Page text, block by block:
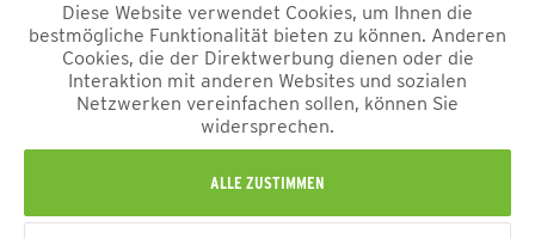
sowie Geschenkgutscheine sind vom Rabatt ausgeschlossen. Der
Rabattcode ist nicht mit anderen Aktionen oder Gutscheinen
kombinierbar. Der Mindestbestellwert beträgt 50 €
*Alle Preise verstehen sich inkl. Mehrwertsteuer und zzgl.
und ggf. Nachnahmegebühren, wenn nicht anders
beschrieben.
Diese Website verwendet Cookies, um Ihnen die
bestmögliche Funktionalität bieten zu können. Anderen
Cookies, die der Direktwerbung dienen oder die
Interaktion mit anderen Websites und sozialen
Netzwerken vereinfachen sollen, können Sie
widersprechen.